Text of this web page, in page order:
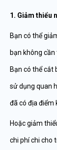
1. Giảm thiểu
Bạn có thể
bạn không
Bạn có thể cắt
sử dụng quan
đã có địa điểm
Hoặc giảm
chi phí chi cho